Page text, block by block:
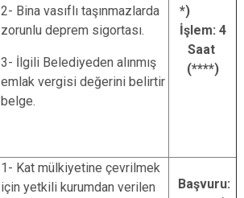
2- Bina vasıflı taşınmazlarda
zorunlu deprem sigortası.
3- İlgili Belediyeden alınmış
emlak vergisi değerini belirtir
belge.
*)
İşlem: 4
Saat
(****)
1- Kat mülkiyetine çevrilmek
için yetkili kurumdan verilen
Başvuru: